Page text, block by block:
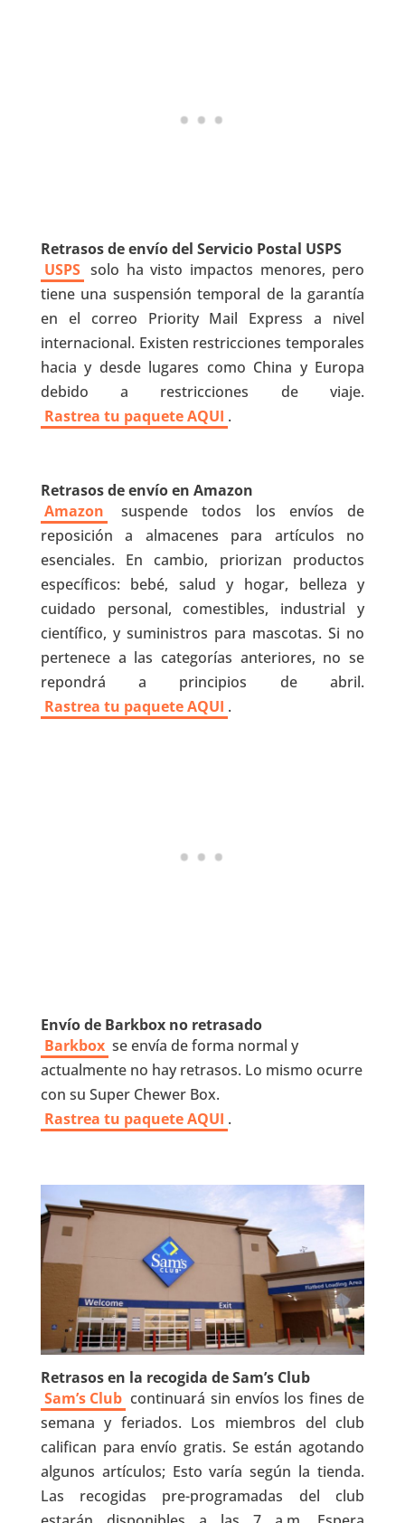
Retrasos de envío del Servicio Postal USPS
USPS solo ha visto impactos menores, pero
tiene una suspensión temporal de la garantía
en el correo Priority Mail Express a nivel
internacional. Existen restricciones temporales
hacia y desde lugares como China y Europa
debido a restricciones de viaje.
Rastrea tu paquete AQUI .
Retrasos de envío en Amazon
Amazon
suspende todos los envíos de
reposición a almacenes para artículos no
esenciales. En cambio, priorizan productos
específicos: bebé, salud y hogar, belleza y
cuidado personal, comestibles, industrial y
científico, y suministros para mascotas. Si no
pertenece a las categorías anteriores, no se
repondrá a principios de abril.
Rastrea tu paquete AQUI .
Envío de Barkbox no retrasado
Barkbox se envía de forma normal y
actualmente no hay retrasos. Lo mismo ocurre
con su Super Chewer Box.
Rastrea tu paquete AQUI .
Retrasos en la recogida de Sam’s Club
Sam’s Club continuará sin envíos los fines de
semana y feriados. Los miembros del club
califican para envío gratis. Se están agotando
algunos artículos; Esto varía según la tienda.
Las recogidas pre-programadas del club